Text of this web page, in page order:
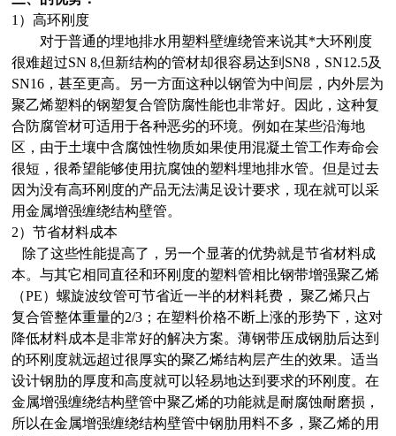
1）高环刚度
对于普通的埋地排水用塑料壁缠绕管来说其*大环刚度
很难超过SN 8,但新结构的管材却很容易达到SN8，SN12.5及
SN16，甚至更高。另一方面这种以钢管为中间层，内外层为
聚乙烯塑料的钢塑复合管防腐性能也非常好。因此，这种复
合防腐管材可适用于各种恶劣的环境。例如在某些沿海地
区，由于土壤中含腐蚀性物质如果使用混凝土管工作寿命会
很短，很希望能够使用抗腐蚀的塑料埋地排水管。但是过去
因为没有高环刚度的产品无法满足设计要求，现在就可以采
用金属增强缠绕结构壁管。
2）节省材料成本
除了这些性能提高了，另一个显著的优势就是节省材料成
本。与其它相同直径和环刚度的塑料管相比钢带增强聚乙烯
（PE）螺旋波纹管可节省近一半的材料耗费，
聚乙烯只占
复合管整体重量的2/3；在塑料价格不断上涨的形势下，这对
降低材料成本是非常好的解决方案。薄钢带压成钢肋后达到
的环刚度就远超过很厚实的聚乙烯结构层产生的效果。适当
设计钢肋的厚度和高度就可以轻易地达到要求的环刚度。在
金属增强缠绕结构壁管中聚乙烯的功能就是耐腐蚀耐磨损，
所以在金属增强缠绕结构壁管中钢肋用料不多，聚乙烯的用